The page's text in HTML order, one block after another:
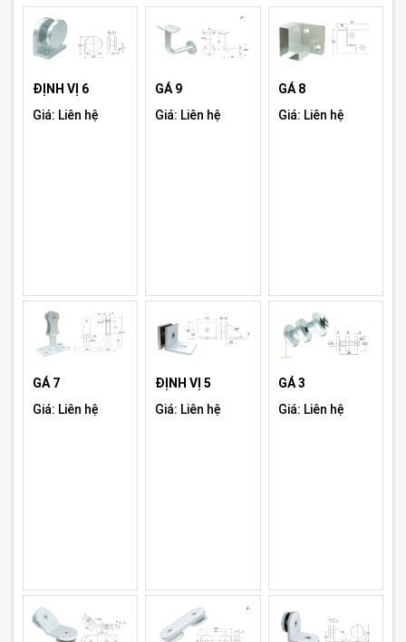
ĐỊNH VỊ 6
Giá: Liên hệ
GÁ 9
Giá: Liên hệ
GÁ 8
Giá: Liên hệ
GÁ 7
Giá: Liên hệ
ĐỊNH VỊ 5
Giá: Liên hệ
GÁ 3
Giá: Liên hệ